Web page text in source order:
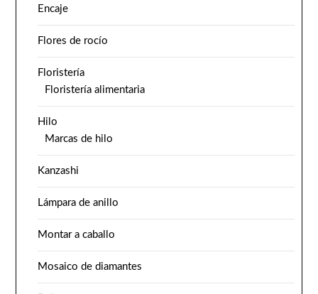
Encaje
Flores de rocío
Floristería
Floristería alimentaria
Hilo
Marcas de hilo
Kanzashi
Lámpara de anillo
Montar a caballo
Mosaico de diamantes